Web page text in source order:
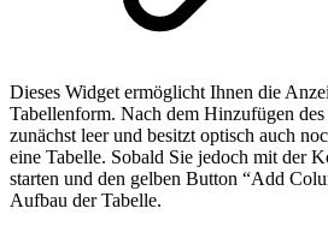
Dieses Widget ermöglicht Ihnen die
Tabellenform. Nach dem Hinzufügen des
zunächst leer und besitzt optisch auch
eine Tabelle. Sobald Sie jedoch mit der
starten und den gelben Button “Add
Aufbau der Tabelle.